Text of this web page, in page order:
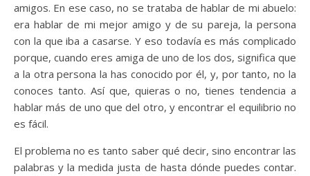
amigos. En ese caso, no se trataba de hablar de mi abuelo:
era hablar de mi mejor amigo y de su pareja, la persona
con la que iba a casarse. Y eso todavía es más complicado
porque, cuando eres amiga de uno de los dos, significa que
a la otra persona la has conocido por él, y, por tanto, no la
conoces tanto. Así que, quieras o no, tienes tendencia a
hablar más de uno que del otro, y encontrar el equilibrio no
es fácil.
El problema no es tanto saber qué decir, sino encontrar las
palabras y la medida justa de hasta dónde puedes contar.